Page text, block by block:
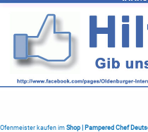
Ofenmeister kaufen im Shop | Pampered Chef